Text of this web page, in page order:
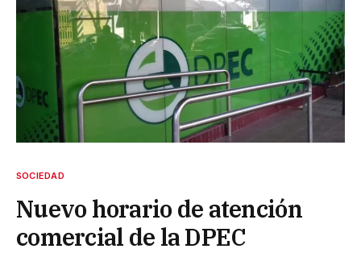
SOCIEDAD
Nuevo horario de atención
comercial de la DPEC